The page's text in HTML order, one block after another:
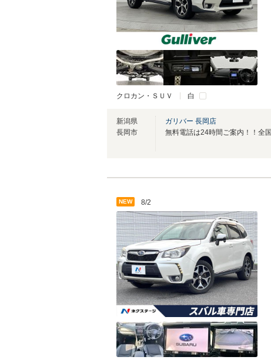
クロカン・ＳＵＶ 白
新潟県
長岡市
ガリバー 長岡店
NEW 8/2